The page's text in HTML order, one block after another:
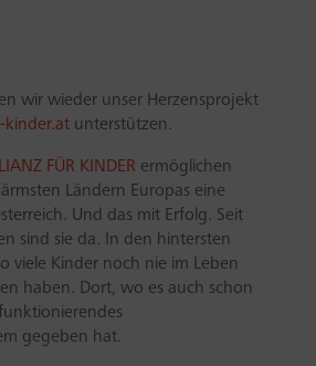
wir wieder unser Herzensprojekt
kinder.at unterstützen.
FÜR KINDER ermöglichen
Ländern Europas eine
Und das mit Erfolg. Seit
sind sie da. In den hintersten
viele Kinder noch nie im Leben
haben. Dort, wo es auch schon
gegeben hat.